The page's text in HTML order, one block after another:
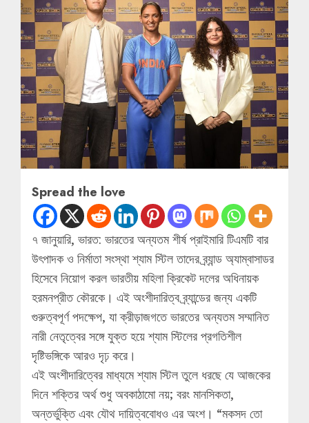
Spread the love
৭ জানুয়ারি, ভারত: ভারতের অন্যতম শীর্ষ প্রাইমারি টিএমটি বার
উৎপাদক ও নির্মাতা সংস্থা শ্যাম স্টিল তাদের ব্র্যান্ড অ্যাম্বাসাডর
হিসেবে নিয়োগ করল ভারতীয় মহিলা ক্রিকেট দলের অধিনায়ক
হরমনপ্রীত কৌরকে। এই অংশীদারিত্ব ব্র্যান্ডের জন্য একটি
গুরুত্বপূর্ণ পদক্ষেপ, যা ক্রীড়াজগতে ভারতের অন্যতম সম্মানিত
নারী নেতৃত্বের সঙ্গে যুক্ত হয়ে শ্যাম স্টিলের প্রগতিশীল
দৃষ্টিভঙ্গিকে আরও দৃঢ় করে।
এই অংশীদারিত্বের মাধ্যমে শ্যাম স্টিল তুলে ধরছে যে আজকের
দিনে শক্তির অর্থ শুধু অবকাঠামো নয়; বরং মানসিকতা,
অন্তর্ভুক্তি এবং যৌথ দায়িত্ববোধও এর অংশ। “মকসদ তো